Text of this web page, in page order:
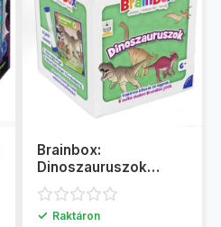
Brainbox:
Dinoszauruszok
társas
✓ Raktáron